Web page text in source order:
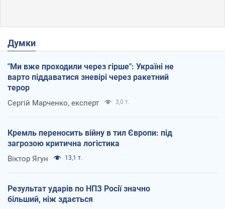
Думки
"Ми вже проходили через гірше": Україні не
варто піддаватися зневірі через ракетний
терор
Сергій Марченко, експерт 3,0 т.
Кремль переносить війну в тил Європи: під
загрозою критична логістика
Віктор Ягун 13,1 т.
Результат ударів по НПЗ Росії значно
більший, ніж здається